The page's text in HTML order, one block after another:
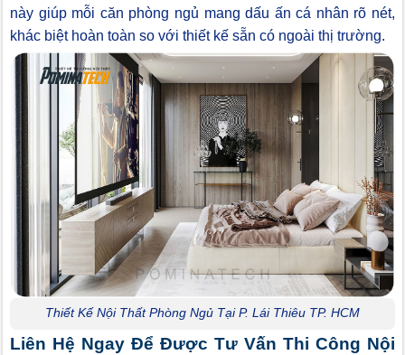
này giúp mỗi căn phòng ngủ mang dấu ấn cá nhân rõ nét,
khác biệt hoàn toàn so với thiết kế sẵn có ngoài thị trường.
Thiết Kế Nội Thất Phòng Ngủ Tại P. Lái Thiêu TP. HCM
Liên Hệ Ngay Để Được Tư Vấn Thi Công Nội